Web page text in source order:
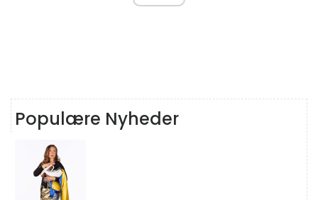
Populære Nyheder